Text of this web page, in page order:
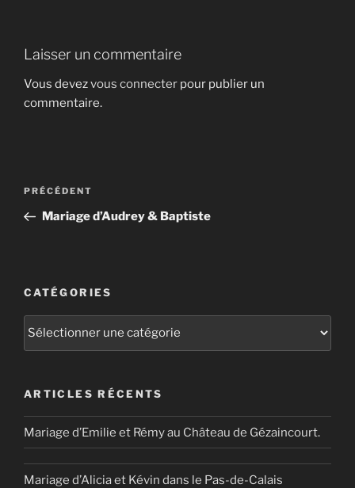
Laisser un commentaire
Vous devezvous connecter pour publier un
commentaire.
Navigation
l’article
Article
précédent
PRÉCÉDENT
Mariage d’Audrey & Baptiste
CATÉGORIES
Catégories
ARTICLES RÉCENTS
Mariage d’Emilie et Rémy au Château de Gézaincourt.
Mariage d’Alicia et Kévin dans le Pas-de-Calais